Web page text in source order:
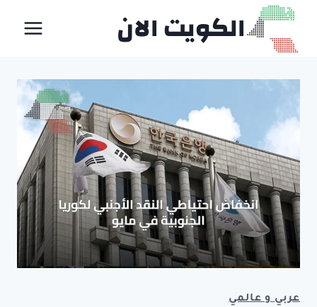
التجاوز
المحتوى
الكويت الان
عربي و عالمي